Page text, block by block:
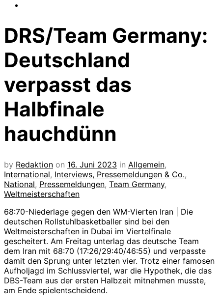
DRS/Team Germany:
Deutschland
verpasst das
Halbfinale
hauchdünn
by Redaktion on 16. Juni 2023 in Allgemein,
International, Interviews, Pressemeldungen & Co.,
National, Pressemeldungen, Team Germany,
Weltmeisterschaften
68:70-Niederlage gegen den WM-Vierten Iran | Die
deutschen Rollstuhlbasketballer sind bei den
Weltmeisterschaften in Dubai im Viertelfinale
gescheitert. Am Freitag unterlag das deutsche Team
dem Iran mit 68:70 (17:26/29:40/46:55) und verpasste
damit den Sprung unter letzten vier. Trotz einer famosen
Aufholjagd im Schlussviertel, war die Hypothek, die das
DBS-Team aus der ersten Halbzeit mitnehmen musste,
am Ende spielentscheidend.